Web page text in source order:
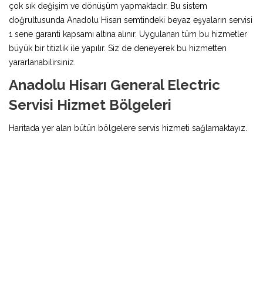
çok sık değişim ve dönüşüm yapmaktadır. Bu sistem
doğrultusunda Anadolu Hisarı semtindeki beyaz eşyaların servisi
1 sene garanti kapsamı altına alınır. Uygulanan tüm bu hizmetler
büyük bir titizlik ile yapılır. Siz de deneyerek bu hizmetten
yararlanabilirsiniz.
Anadolu Hisarı General Electric
Servisi Hizmet Bölgeleri
Haritada yer alan bütün bölgelere servis hizmeti sağlamaktayız.